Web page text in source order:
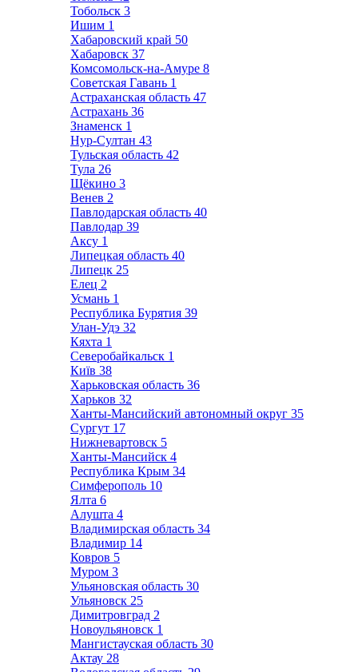
Тобольск 3
Ишим 1
Хабаровский край 50
Хабаровск 37
Комсомольск-на-Амуре 8
Советская Гавань 1
Астраханская область 47
Астрахань 36
Знаменск 1
Нур-Султан 43
Тульская область 42
Тула 26
Щёкино 3
Венев 2
Павлодарская область 40
Павлодар 39
Аксу 1
Липецкая область 40
Липецк 25
Елец 2
Усмань 1
Республика Бурятия 39
Улан-Удэ 32
Кяхта 1
Северобайкальск 1
Київ 38
Харьковская область 36
Харьков 32
Ханты-Мансийский автономный округ 35
Сургут 17
Нижневартовск 5
Ханты-Мансийск 4
Республика Крым 34
Симферополь 10
Ялта 6
Алушта 4
Владимирская область 34
Владимир 14
Ковров 5
Муром 3
Ульяновская область 30
Ульяновск 25
Димитровград 2
Новоульяновск 1
Мангистауская область 30
Актау 28